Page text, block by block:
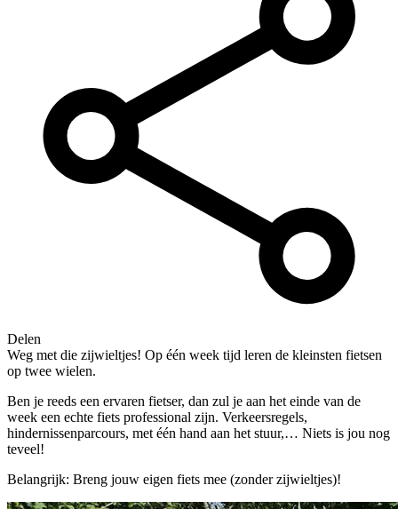
Delen
Weg met die zijwieltjes! Op één week tijd leren de kleinsten fietsen
op twee wielen.
Ben je reeds een ervaren fietser, dan zul je aan het einde van de
week een echte fiets professional zijn. Verkeersregels,
hindernissenparcours, met één hand aan het stuur,… Niets is jou nog
teveel!
Belangrijk: Breng jouw eigen fiets mee (zonder zijwieltjes)!